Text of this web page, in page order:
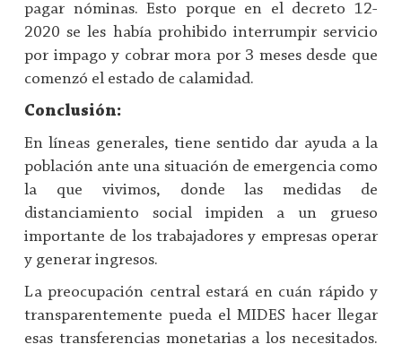
pagar nóminas. Esto porque en el decreto 12-
2020 se les había prohibido interrumpir servicio
por impago y cobrar mora por 3 meses desde que
comenzó el estado de calamidad.
Conclusión:
En líneas generales, tiene sentido dar ayuda a la
población ante una situación de emergencia como
la que vivimos, donde las medidas de
distanciamiento social impiden a un grueso
importante de los trabajadores y empresas operar
y generar ingresos.
La preocupación central estará en cuán rápido y
transparentemente pueda el MIDES hacer llegar
esas transferencias monetarias a los necesitados.